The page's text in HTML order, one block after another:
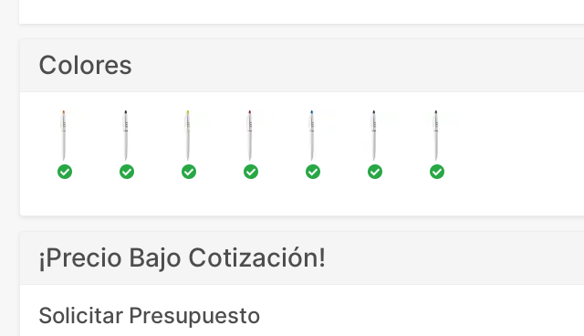
Colores
¡Precio Bajo Cotización!
Solicitar Presupuesto